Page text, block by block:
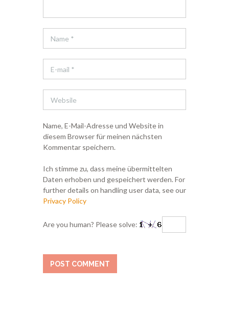
Name, E-Mail-Adresse und Website in
diesem Browser für meinen nächsten
Kommentar speichern.
Ich stimme zu, dass meine übermittelten
Daten erhoben und gespeichert werden. For
further details on handling user data, see our
Privacy Policy
Are you human? Please solve: